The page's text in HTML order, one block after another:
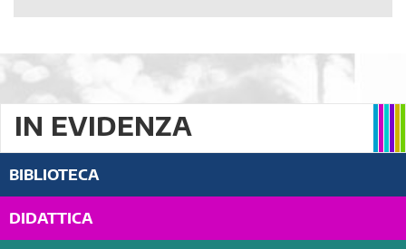
IN EVIDENZA
BIBLIOTECA
DIDATTICA